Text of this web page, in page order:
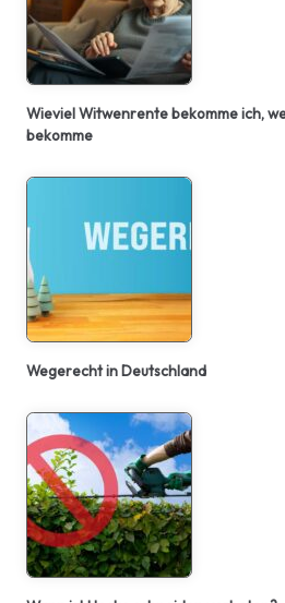
Wieviel Witwenrente bekomme ich,
bekomme
Wegerecht in Deutschland